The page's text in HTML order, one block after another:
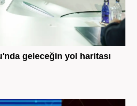
geleceğin yol haritası